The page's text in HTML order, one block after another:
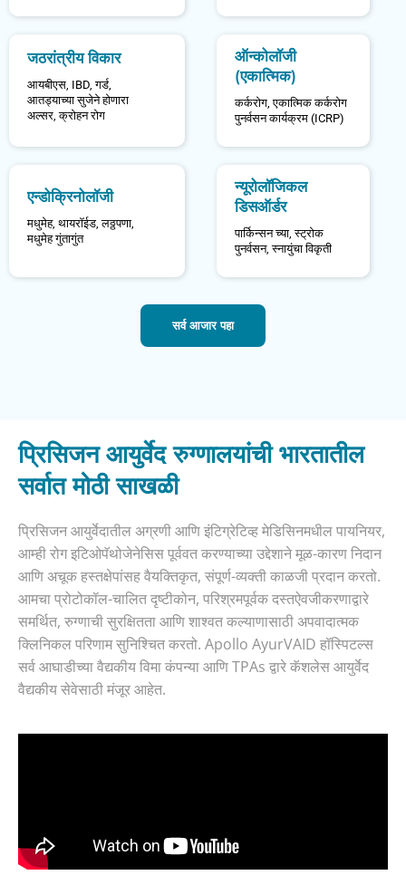
जठरांत्रीय विकार
आयबीएस, IBD,गर्ड,
आतड्याच्या सुजेने होणारा
अल्सर,क्रोहन रोग
ऑन्कोलॉजी
(एकात्मिक)
कर्करोग ,एकात्मिक कर्करोग
पुनर्वसन कार्यक्रम (ICRP)
एन्डोक्रिनोलॉजी
मधुमेह, थायरॉईड ,लठ्ठपणा
मधुमेह गुंतागुंत
न्यूरोलॉजिकल
डिसऑर्डर
पार्किन्सन च्या ,स्ट्रोक
पुनर्वसन,स्नायुंचा विकृती
सर्व आजार पहा
प्रिसिजन आयुर्वेद रुग्णालयांची भारतातील
सर्वात मोठी साखळी
प्रिसिजन आयुर्वेदातील अग्रणी आणि इंटिग्रेटिव्ह मेडिसिनमधील पायनियर,
आम्ही रोग इटिओपॅथोजेनेसिस पूर्ववत करण्याच्या उद्देशाने मूळ-कारण निदान
आणि अचूक हस्तक्षेपांसह वैयक्तिकृत, संपूर्ण-व्यक्ती काळजी प्रदान करतो.
आमचा प्रोटोकॉल-चालित दृष्टीकोन, परिश्रमपूर्वक दस्तऐवजीकरणाद्वारे
समर्थित, रुग्णाची सुरक्षितता आणि शाश्वत कल्याणासाठी अपवादात्मक
क्लिनिकल परिणाम सुनिश्चित करतो. Apollo AyurVAID हॉस्पिटल्स
सर्व आघाडीच्या वैद्यकीय विमा कंपन्या आणि TPAs ​​द्वारे कॅशलेस आयुर्वेद
वैद्यकीय सेवेसाठी मंजूर आहेत.